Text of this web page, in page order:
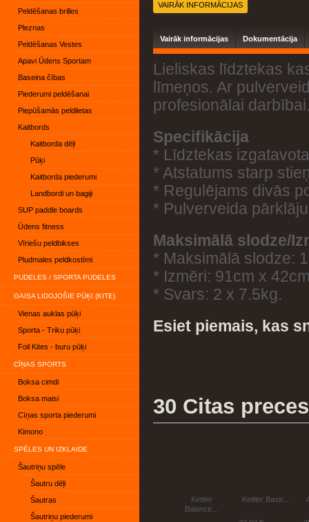
Peldēšanas brilles
Pleznas
Peldēšanas Vestes
Apavi Ūdens Sportam
Baseina čības
Piederumi peldēšanai
Piepūšamās peldlietas
Kaitbords
Kaitborda dēļi
Pūķi
Kaitborda piederumi
Landbordi un bagiji
SUP paddle boards
Ūdens fitness
Vīriešu peldbikses
Pludmales peldkostīmi
PUDELES / SPORTA PUDELES
GAISA LIDOJOŠIE PŪĶI (KITE)
Vienas auklas pūķi
Sporta - Triku pūķi
Foil Kites - buru pūķi
CĪŅAS SPORTS
Boksa cimdi
Boksa maisi
Cīņas sporta piederumi
Kimono
SPĒLES UN IZKLAIDE
Šautriņu spēle
Šautru dēļi
Šautras
Šautriņu piederumi
VAIRĀK INFORMĀCIJAS
Vairāk informācijas Dokumentācija
Lieliskas līdztekas
līmeņos. Ar
profesionālai
Specifikācija
* Līdztekas
* Atstatums starp
* Regulējams divās
* Pulverveida
Maksimālā slodze/
* Maksimālā slodze:
* Izmēri: 91cm x
* Svars: 2 x 7.5kg.
Esiet piemais, kas
30 Citas
Kettler
Balance...
Kettler Basic...